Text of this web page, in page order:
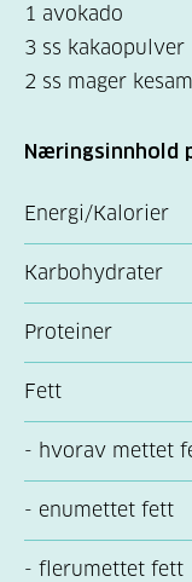
1 avokado
3 ss kakaopulver
2 ss mager kesam
Næringsinnhold
Energi/Kalorier
Karbohydrater
Proteiner
Fett
- hvorav mettet
- enumettet fett
- flerumettet fett